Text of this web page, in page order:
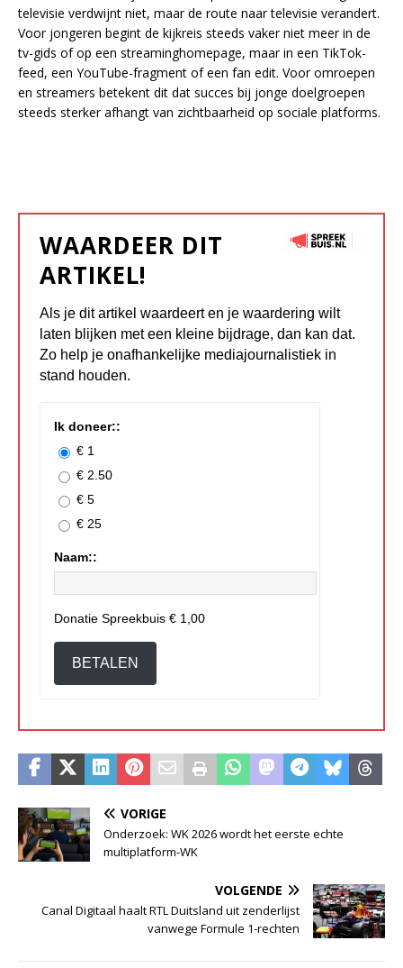
televisie verdwijnt niet, maar de route naar televisie verandert.
Voor jongeren begint de kijkreis steeds vaker niet meer in de
tv-gids of op een streaminghomepage, maar in een TikTok-
feed, een YouTube-fragment of een fan edit. Voor omroepen
en streamers betekent dit dat succes bij jonge doelgroepen
steeds sterker afhangt van zichtbaarheid op sociale platforms.
WAARDEER DIT
ARTIKEL!
Als je dit artikel waardeert en je waardering wilt
laten blijken met een kleine bijdrage, dan kan dat.
Zo help je onafhankelijke mediajournalistiek in
stand houden.
Ik doneer::
€ 1
€ 2.50
€ 5
€ 25
Naam::
Donatie Spreekbuis € 1,00
BETALEN
VORIGE
Onderzoek: WK 2026 wordt het eerste echte
multiplatform-WK
VOLGENDE
Canal Digitaal haalt RTL Duitsland uit zenderlijst
vanwege Formule 1-rechten